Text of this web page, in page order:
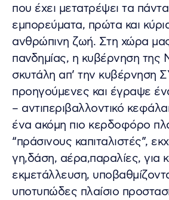
που έχει μετατρέψει τα
εμπορεύματα, πρώτα και
ανθρώπινη ζωή. Στη χώρα
πανδημίας, η κυβέρνηση της
σκυτάλη απ’ την κυβέρνηση
προηγούμενες και έγραψε
– αντιπεριβαλλοντικό
ένα ακόμη πιο κερδοφόρο
“πράσινους καπιταλιστές”,
γη,δάση, αέρα,παραλίες, για
εκμετάλλευση,
υποτυπώδες πλαίσιο